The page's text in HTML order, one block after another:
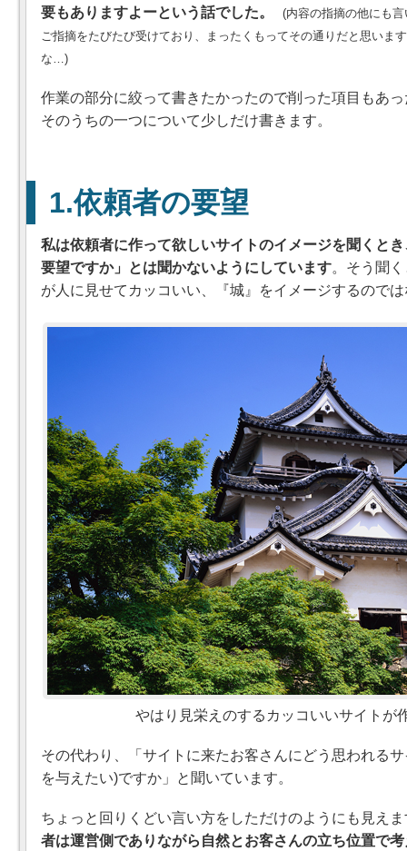
要もありますよーという話でした。
(内容の指摘の他にも
ご指摘をたびたび受けており、まったくもってその通りだと思いま
な…)
作業の部分に絞って書きたかったので削った項目もあ
そのうちの一つについて少しだけ書きます。
依頼者の要望
私は依頼者に作って欲しいサイトのイメージを聞くと
要望ですか」とは聞かないようにしています。そう聞
が人に見せてカッコいい、
城 をイメージするので
やはり見栄えのするカッコいいサイトが
その代わり、「サイトに来たお客さんにどう思われる
を与えたい)ですか」と聞いています。
ちょっと回りくどい言い方をしただけのようにも見え
者は運営側でありながら自然とお客さんの立ち位置で